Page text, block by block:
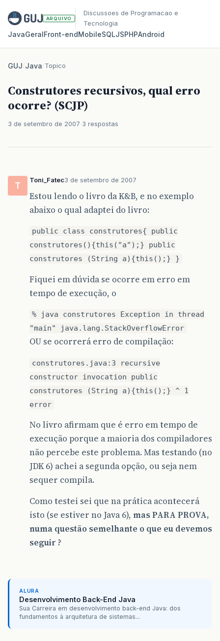
ARQUIVO
Discussoes de Programacao e
Tecnologia
JavaGeralFront‑endMobileSQLJSPHPAndroid
GUJ/Java/Topico
Construtores recursivos, qual erro
ocorre? (SCJP)
3 de setembro de 2007 3 respostas
T
Toni_Fatec3 de setembro de 2007
Estou lendo o livro da K&B, e no exemplo
abaixo o qual adaptei do livro:
public class construtores{ public
construtores(){this("a");} public
construtores (String a){this();} }
Fiquei em dúvida se ocorre em erro em
tempo de execução, o
% java construtores Exception in thread
"main" java.lang.StackOverflowError
OU se ocorrerá erro de compilação:
construtores.java:3 recursive
constructor invocation public
construtores (String a){this();} ^ 1
error
No livro afirmam que é erro em tempo de
execução porque a maioria dos compiladores
não percebe este problema. Mas testando (no
JDK 6) achei a segunda opção, ou seja nem
sequer compila.
Como testei sei que na prática acontecerá
isto (se estiver no Java 6), mas PARA PROVA,
numa questão semelhante o que eu devemos
seguir ?
ALURA
Desenvolvimento Back-End Java
Sua Carreira em desenvolvimento back-end Java: dos
fundamentos à arquitetura de sistemas...